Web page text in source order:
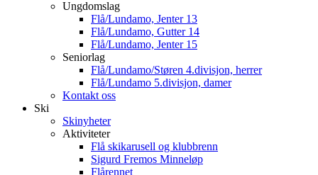
Ungdomslag
Flå/Lundamo, Jenter 13
Flå/Lundamo, Gutter 14
Flå/Lundamo, Jenter 15
Seniorlag
Flå/Lundamo/Støren 4.divisjon, herrer
Flå/Lundamo 5.divisjon, damer
Kontakt oss
Ski
Skinyheter
Aktiviteter
Flå skikarusell og klubbrenn
Sigurd Fremos Minneløp
Flårennet